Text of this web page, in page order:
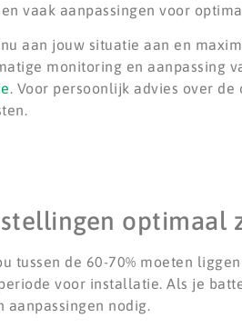
vaak aanpassingen voor
aan jouw situatie aan en
monitoring en aanpassing
. Voor persoonlijk advies over
optimaal
tussen de 60-70% moeten
voor installatie. Als je
aanpassingen nodig.